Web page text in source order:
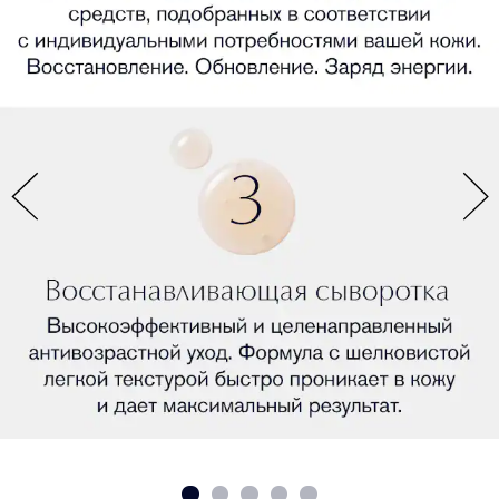
уменьшается.
88% женщин отметили, что кожа выглядит более
молодой.(1)
89% женщин отметили повышение упругости
кожи.
Кожа выглядит здоровой, имеет тонус и
А также, со временем, поры становятся менее
заметными.
НАША СЫВОРОТКА № 1 ДЛЯ КАЖДОГО
Advanced Night Repair воздействует на процесс
упорядочить естественный ритм восстановления и